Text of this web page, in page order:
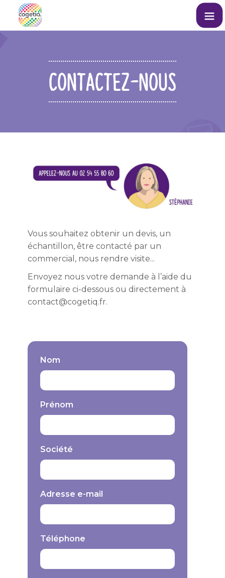
CONTACTEZ-NOUS
Vous souhaitez obtenir un devis, un
échantillon, être contacté par un
commercial, nous rendre visite...
Envoyez nous votre demande à l’aide du
formulaire ci-dessous ou directement à
contact@cogetiq.fr.
Nom
Prénom
Société
Adresse e-mail
Téléphone